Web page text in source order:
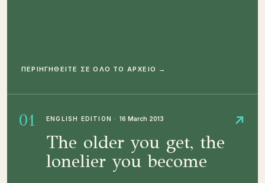
ΠΕΡΙΗΓΗΘΕΙΤΕ ΣΕ ΟΛΟ ΤΟ ΑΡΧΕΙΟ →
01 ENGLISH EDITION · 16 March 2013
The older you get, the
lonelier you become
↗